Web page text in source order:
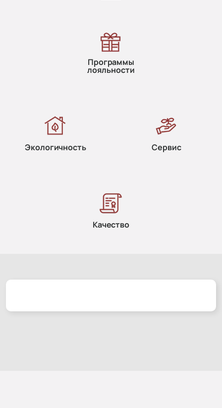
Программы
лояльности
Экологичность Сервис
Качество